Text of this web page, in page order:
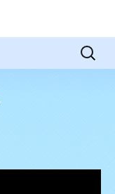
Zoeken
naar: